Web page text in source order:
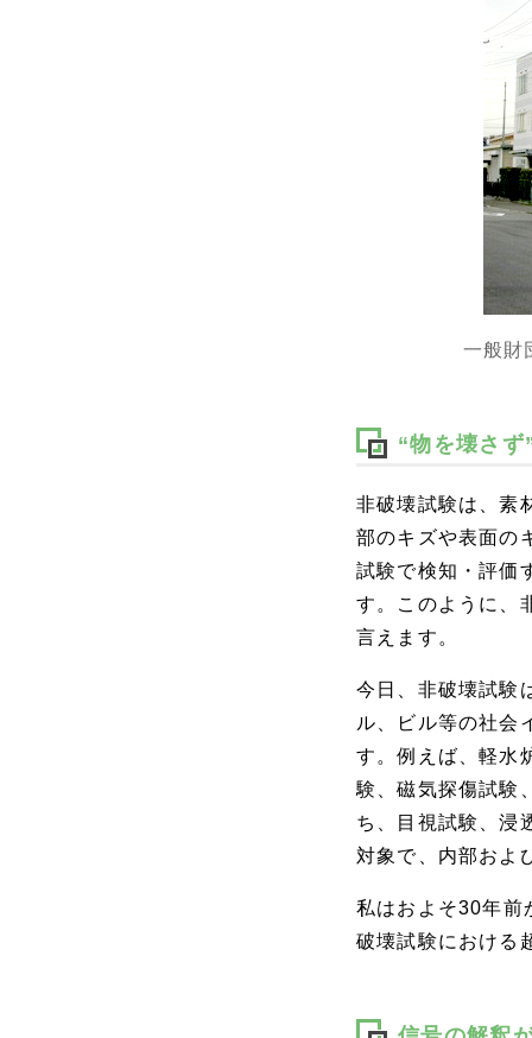
一般財
“物を壊さ
非破壊試験は、素
部のキズや表面の
試験で検知・評価
す。このように、
言えます。
今日、非破壊試験
ル、ビル等の社会
す。例えば、軽水
験、磁気探傷試験
ち、目視試験、浸
対象で、内部およ
私はおよそ30年前
破壊試験における